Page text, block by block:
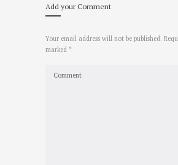
Add your Comment
Your email address will not be published.
marked *